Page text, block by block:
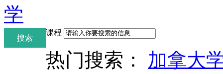
课程
热门搜索： 加拿大